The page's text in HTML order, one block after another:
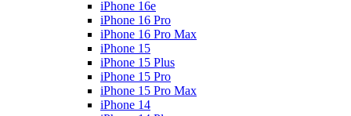
iPhone 16e
iPhone 16 Pro
iPhone 16 Pro Max
iPhone 15
iPhone 15 Plus
iPhone 15 Pro
iPhone 15 Pro Max
iPhone 14